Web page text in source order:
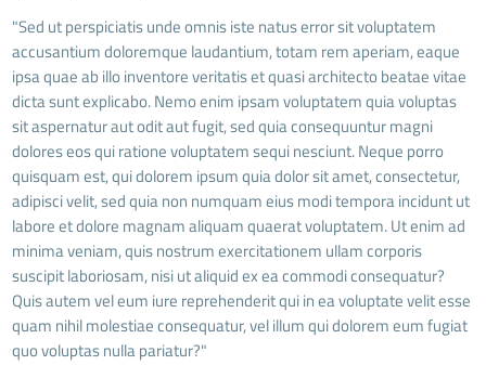
"Sed ut perspiciatis unde omnis iste natus error sit voluptatem
accusantium doloremque laudantium, totam rem aperiam, eaque
ipsa quae ab illo inventore veritatis et quasi architecto beatae vitae
dicta sunt explicabo. Nemo enim ipsam voluptatem quia voluptas
sit aspernatur aut odit aut fugit, sed quia consequuntur magni
dolores eos qui ratione voluptatem sequi nesciunt. Neque porro
quisquam est, qui dolorem ipsum quia dolor sit amet, consectetur,
adipisci velit, sed quia non numquam eius modi tempora incidunt ut
labore et dolore magnam aliquam quaerat voluptatem. Ut enim ad
minima veniam, quis nostrum exercitationem ullam corporis
suscipit laboriosam, nisi ut aliquid ex ea commodi consequatur?
Quis autem vel eum iure reprehenderit qui in ea voluptate velit esse
quam nihil molestiae consequatur, vel illum qui dolorem eum fugiat
quo voluptas nulla pariatur?"